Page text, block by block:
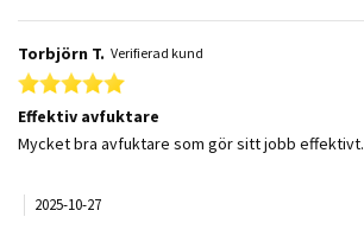
Torbjörn T. Verifierad kund
5.0 star rating
Effektiv avfuktare
Review by Torbjörn T. on 27 Oct 2025
review stating Effektiv avfuktare
Mycket bra avfuktare som gör sitt jobb effektivt.
2025-10-27